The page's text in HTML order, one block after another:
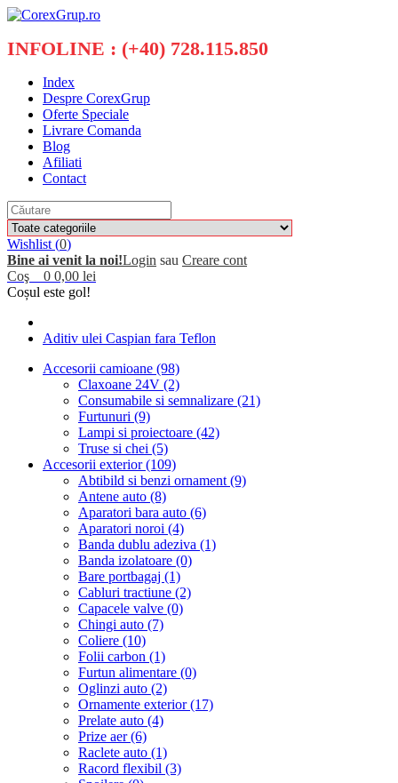
INFOLINE : (+40) 728.115.850
Index
Despre CorexGrup
Oferte Speciale
Livrare Comanda
Blog
Afiliati
Contact
Wishlist (0)
Bine ai venit la noi!Login sau Creare cont
Coş
0 0,00 lei
Coșul este gol!
Aditiv ulei Caspian fara Teflon
Accesorii camioane (98)
Claxoane 24V (2)
Consumabile si semnalizare (21)
Furtunuri (9)
Lampi si proiectoare (42)
Truse si chei (5)
Accesorii exterior (109)
Abtibild si benzi ornament (9)
Antene auto (8)
Aparatori bara auto (6)
Aparatori noroi (4)
Banda dublu adeziva (1)
Banda izolatoare (0)
Bare portbagaj (1)
Cabluri tractiune (2)
Capacele valve (0)
Chingi auto (7)
Coliere (10)
Folii carbon (1)
Furtun alimentare (0)
Oglinzi auto (2)
Ornamente exterior (17)
Prelate auto (4)
Prize aer (6)
Raclete auto (1)
Racord flexibil (3)